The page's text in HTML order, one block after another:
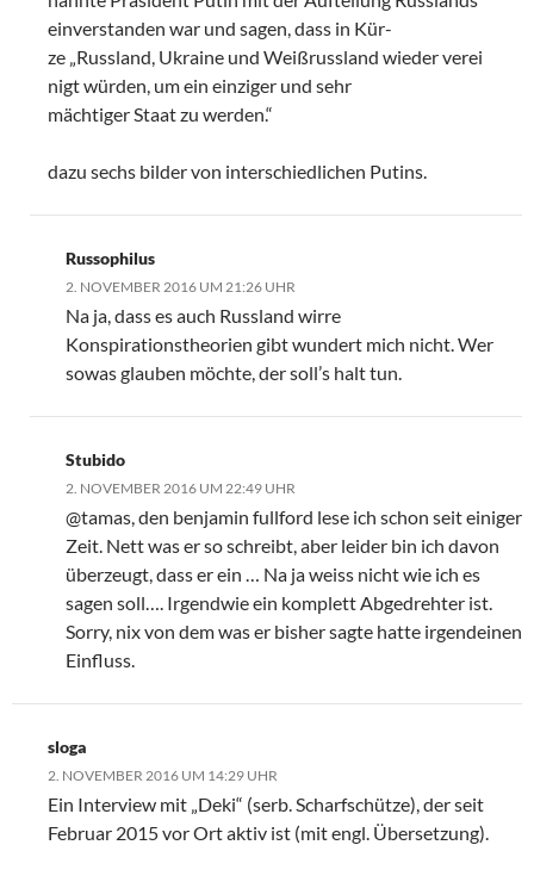
einverstanden war und sagen, dass in Kür-
ze „Russland, Ukraine und Weißrussland wieder verei
nigt würden, um ein einziger und sehr
mächtiger Staat zu werden.“
dazu sechs bilder von interschiedlichen Putins.
Russophilus
2. NOVEMBER 2016 UM 21:26 UHR
Na ja, dass es auch Russland wirre
Konspirationstheorien gibt wundert mich nicht. Wer
sowas glauben möchte, der soll’s halt tun.
Stubido
2. NOVEMBER 2016 UM 22:49 UHR
@tamas, den benjamin fullford lese ich schon seit einiger
Zeit. Nett was er so schreibt, aber leider bin ich davon
überzeugt, dass er ein … Na ja weiss nicht wie ich es
sagen soll…. Irgendwie ein komplett Abgedrehter ist.
Sorry, nix von dem was er bisher sagte hatte irgendeinen
Einfluss.
sloga
2. NOVEMBER 2016 UM 14:29 UHR
Ein Interview mit „Deki“ (serb. Scharfschütze), der seit
Februar 2015 vor Ort aktiv ist (mit engl. Übersetzung).